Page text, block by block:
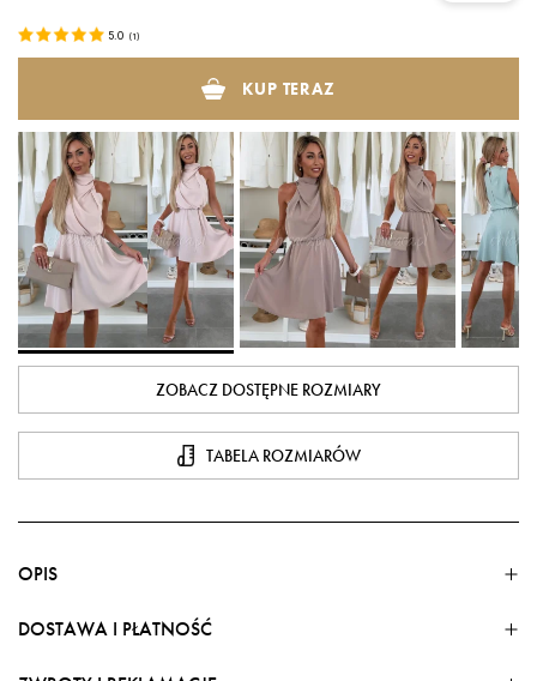
5.0 (1)
KUP TERAZ
ZOBACZ DOSTĘPNE ROZMIARY
TABELA ROZMIARÓW
OPIS
DOSTAWA I PŁATNOŚĆ